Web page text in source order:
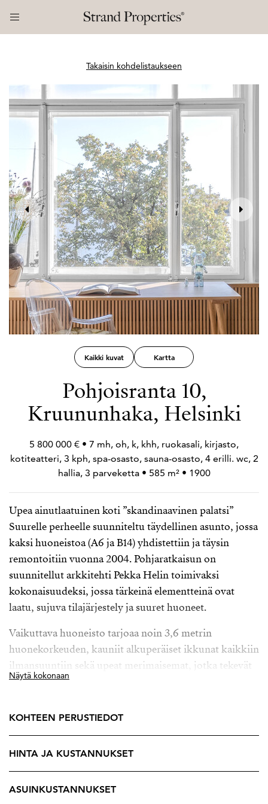
Takaisin kohdelistaukseen
Kaikki kuvat Kartta
Pohjoisranta 10,
Kruununhaka, Helsinki
5 800 000 € • 7 mh, oh, k, khh, ruokasali, kirjasto,
kotiteatteri, 3 kph, spa-osasto, sauna-osasto, 4 erilli. wc, 2
hallia, 3 parveketta • 585 m² • 1900
Upea ainutlaatuinen koti ”skandinaavinen palatsi”
Suurelle perheelle suunniteltu täydellinen asunto, jossa
kaksi huoneistoa (A6 ja B14) yhdistettiin ja täysin
remontoitiin vuonna 2004. Pohjaratkaisun on
suunnitellut arkkitehti Pekka Helin toimivaksi
kokonaisuudeksi, jossa tärkeinä elementteinä ovat
laatu, sujuva tilajärjestely ja suuret huoneet.
Vaikuttava huoneisto tarjoaa noin 3,6 metrin
huonekorkeuden, kauniit alkuperäiset ikkunat kaikkiin
ilmansuuntiin sekä upeat merimaisemat, jotka tekevät
tästä kodista todellisen helmen. Tästä asunnosta löytyy
restauroidut kasettikatot ja kauniit kattomaalaukset,
Näytä kokonaan
KOHTEEN PERUSTIEDOT
HINTA JA KUSTANNUKSET
ASUINKUSTANNUKSET